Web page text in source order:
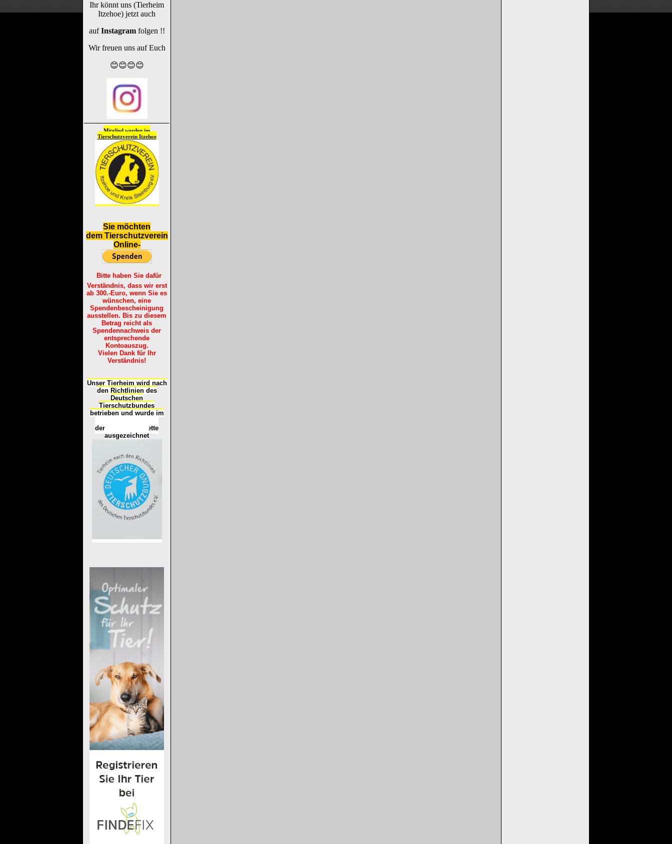
Ihr könnt uns (Tierheim
Itzehoe) jetzt auch
aufInstagramfolgen !!
Wir freuen uns auf Euch
😊😊😊😊
Mitglied werden im
Tierschutzverein Itzehoe
Sie möchten
dem Tierschutzverein
Online-
Bitte haben Sie dafür
Verständnis, dass wir erst
ab 300.-Euro, wenn Sie es
wünschen, eine
Spendenbescheinigung
ausstellen. Bis zu diesem
Betrag reicht als
Spendennachweis der
entsprechende
Kontoauszug.
Vielen Dank für Ihr
Verständnis!
Unser Tierheim wird nach
den Richtlinien des
Deutschen
Tierschutzbundes
betrieben und wurde im
der
Tierheimplakette
ausgezeichnet